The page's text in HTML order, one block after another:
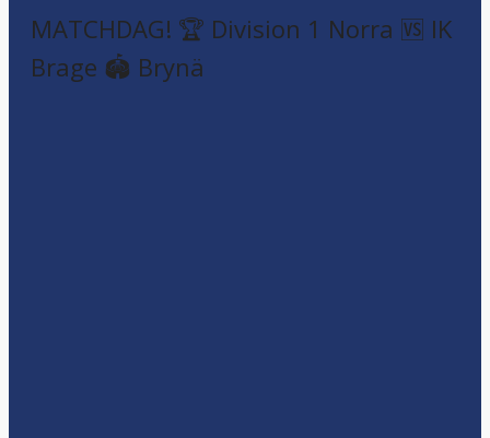
MATCHDAG! 🏆 Division 1 Norra 🆚 IK
Brage 🏟️ Brynä